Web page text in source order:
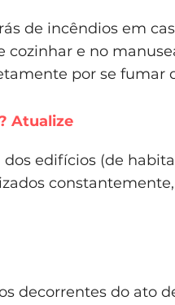
de incêndios em
cozinhar e no
por se fumar
Atualize
edifícios (de
decorrentes do ato